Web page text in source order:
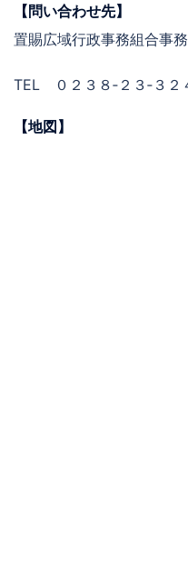
【問い合わせ先】
置賜広域行政事務組合事
TEL ０２３８‐２３‐３２
【地図】